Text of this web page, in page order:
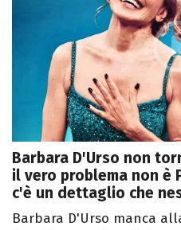
Barbara D'Urso non
il vero problema non è
c'è un dettaglio che
Barbara D'Urso manca